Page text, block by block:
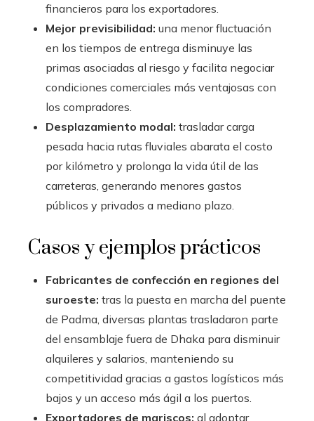
financieros para los exportadores.
Mejor previsibilidad: una menor fluctuación
en los tiempos de entrega disminuye las
primas asociadas al riesgo y facilita negociar
condiciones comerciales más ventajosas con
los compradores.
Desplazamiento modal: trasladar carga
pesada hacia rutas fluviales abarata el costo
por kilómetro y prolonga la vida útil de las
carreteras, generando menores gastos
públicos y privados a mediano plazo.
Casos y ejemplos prácticos
Fabricantes de confección en regiones del
suroeste: tras la puesta en marcha del puente
de Padma, diversas plantas trasladaron parte
del ensamblaje fuera de Dhaka para disminuir
alquileres y salarios, manteniendo su
competitividad gracias a gastos logísticos más
bajos y un acceso más ágil a los puertos.
Exportadores de mariscos: al adoptar